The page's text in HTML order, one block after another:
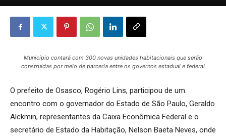
Município contará com 300 novas unidades habitacionais que serão
construídas por meio de parceria entre os governos estadual e federal
O prefeito de Osasco, Rogério Lins, participou de um
encontro com o governador do Estado de São Paulo, Geraldo
Alckmin, representantes da Caixa Econômica Federal e o
secretário de Estado da Habitação, Nelson Baeta Neves, onde